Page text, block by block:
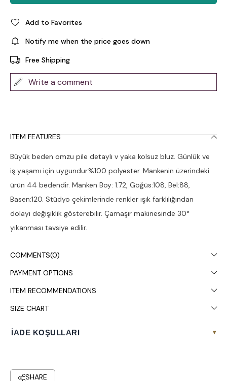
Add to Favorites
Notify me when the price goes down
Free Shipping
Write a comment
ITEM FEATURES
Büyük beden omzu pile detaylı v yaka kolsuz bluz. Günlük ve
iş yaşamı için uygundur.%100 polyester. Mankenin üzerindeki
ürün 44 bedendir. Manken Boy: 1.72, Göğüs:108, Bel:88,
Basen:120. Stüdyo çekimlerinde renkler ışık farklılığından
dolayı değişiklik gösterebilir. Çamaşır makinesinde 30°
yıkanması tavsiye edilir.
COMMENTS(0)
PAYMENT OPTIONS
ITEM RECOMMENDATIONS
SIZE CHART
İADE KOŞULLARI ▾